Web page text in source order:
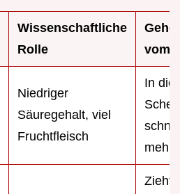
Wissenschaftliche
Rolle
vom
Niedriger
Säuregehalt, viel
Fruchtfleisch
In
mehr
Zieht